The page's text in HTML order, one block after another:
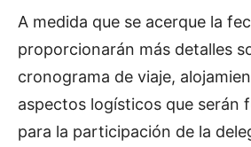
A medida que se acerque la
proporcionarán más detalles
cronograma de viaje,
aspectos logísticos que serán
para la participación de la